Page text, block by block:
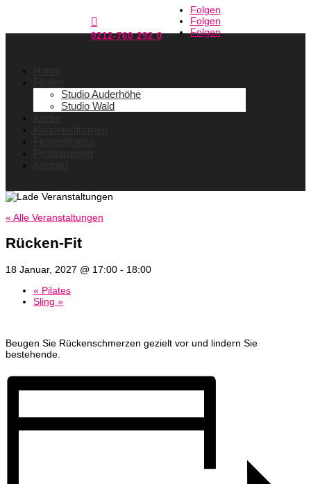

0212-760 292 0
Folgen
Folgen
Folgen
Studio Auderhöhe
Studio Wald
« Alle Veranstaltungen
Rücken-Fit
18 Januar, 2027 @ 17:00 - 18:00
« Pilates
Sling »
Beugen Sie Rückenschmerzen gezielt vor und lindern Sie
bestehende.